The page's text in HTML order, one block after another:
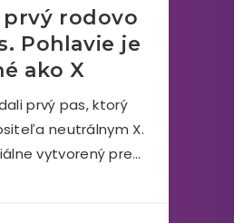
prvý rodovo
Pohlavie je
ako X
prvý pas, ktorý
neutrálnym X.
vytvorený pre…